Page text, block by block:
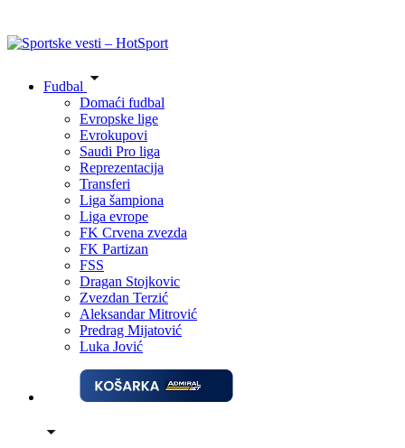
Fudbal
Domaći fudbal
Evropske lige
Evrokupovi
Saudi Pro liga
Reprezentacija
Transferi
Liga šampiona
Liga evrope
FK Crvena zvezda
FK Partizan
FSS
Dragan Stojkovic
Zvezdan Terzić
Aleksandar Mitrović
Predrag Mijatović
Luka Jović